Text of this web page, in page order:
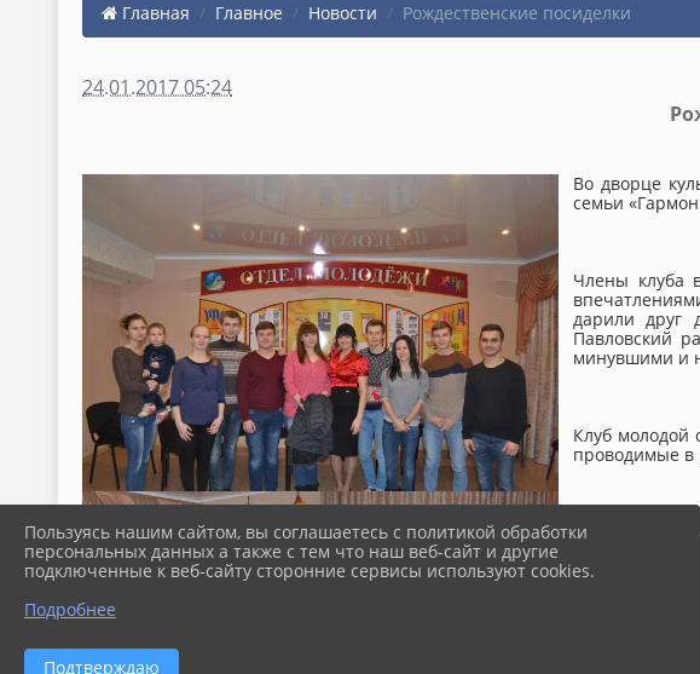
Главная Главное Новости Рождественские посиделки
24.01.2017 05:24
Во дворце
семьи
Члены клуба
дарили друг
Павловский
минувшими и
Клуб молодой
проводимые в
Контактный
Пользуясь нашим сайтом, вы соглашаетесь с политикой обработки
персональных данных а также с тем что наш веб-сайт и другие
подключенные к веб-сайту сторонние сервисы используют cookies.
Подробнее
Подтверждаю